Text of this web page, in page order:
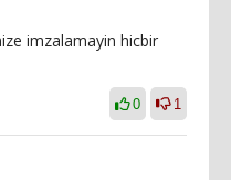
imzalamayin hicbir
0 1